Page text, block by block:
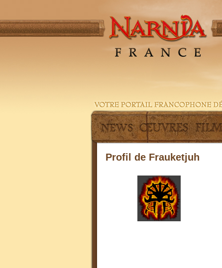
Profil de Frauketjuh